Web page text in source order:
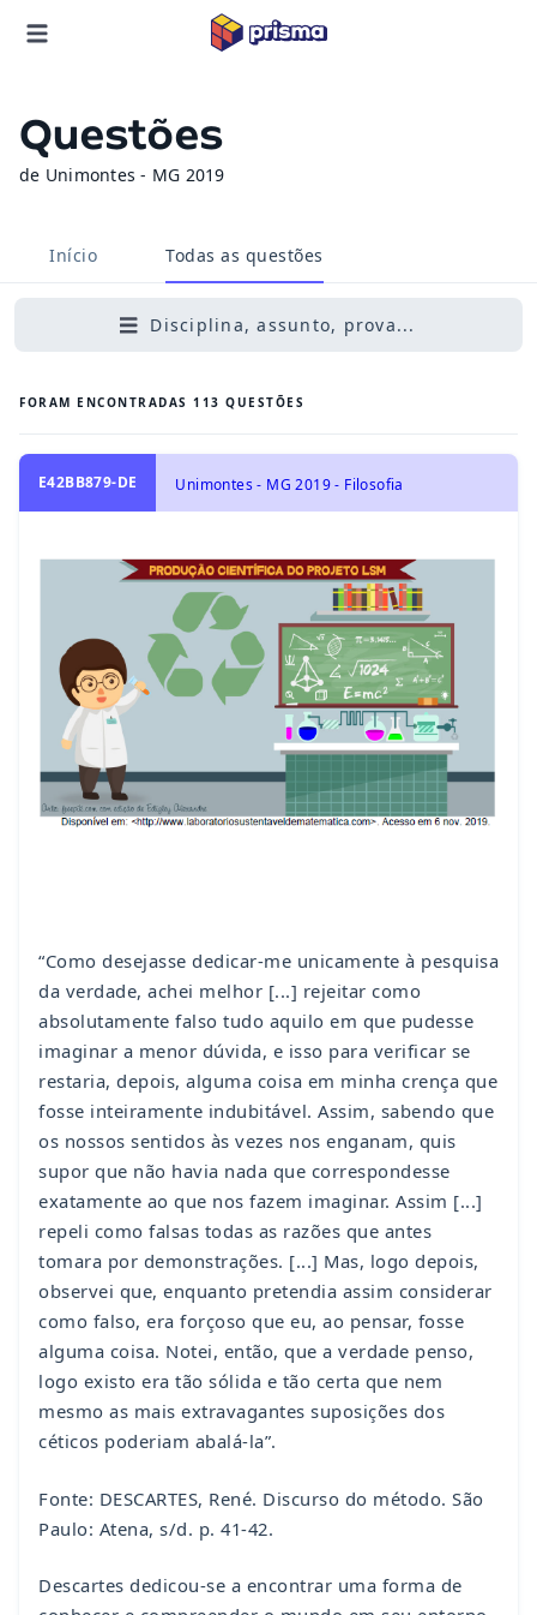
Questões
de Unimontes - MG 2019
Início Todas as questões
Disciplina, assunto, prova...
FORAM ENCONTRADAS 113 QUESTÕES
E42BB879-DE Unimontes - MG 2019 - Filosofia
“Como desejasse dedicar-me unicamente à pesquisa
da verdade, achei melhor [...] rejeitar como
absolutamente falso tudo aquilo em que pudesse
imaginar a menor dúvida, e isso para verificar se
restaria, depois, alguma coisa em minha crença que
fosse inteiramente indubitável. Assim, sabendo que
os nossos sentidos às vezes nos enganam, quis
supor que não havia nada que correspondesse
exatamente ao que nos fazem imaginar. Assim [...]
repeli como falsas todas as razões que antes
tomara por demonstrações. [...] Mas, logo depois,
observei que, enquanto pretendia assim considerar
como falso, era forçoso que eu, ao pensar, fosse
alguma coisa. Notei, então, que a verdade penso,
logo existo era tão sólida e tão certa que nem
mesmo as mais extravagantes suposições dos
céticos poderiam abalá-la”.
Fonte: DESCARTES, René. Discurso do método. São
Paulo: Atena, s/d. p. 41-42.
Descartes dedicou-se a encontrar uma forma de